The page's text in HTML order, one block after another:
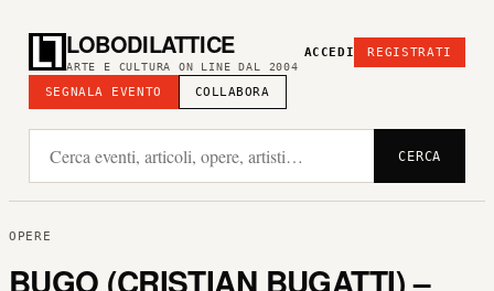
LOBODILATTICE
ARTE E CULTURA ON LINE DAL 2004
SEGNALA EVENTO COLLABORA
ACCEDI REGISTRATI
CERCA
OPERE
BUGO (CRISTIAN BUGATTI) –